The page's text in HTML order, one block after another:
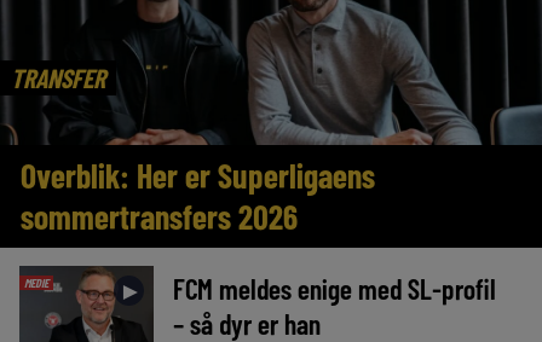
TRANSFER
Overblik: Her er Superligaens
sommertransfers 2026
MEDIE ►
FCM meldes enige med SL-profil
– så dyr er han